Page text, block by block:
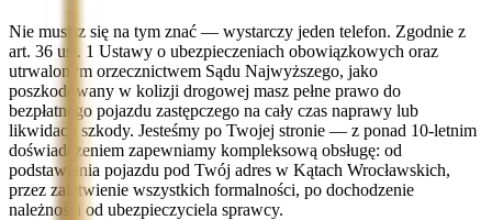
Nie musisz się na tym znać — wystarczy jeden telefon. Zgodnie z
art. 36 ust. 1 Ustawy o ubezpieczeniach obowiązkowych oraz
utrwalonym orzecznictwem Sądu Najwyższego, jako
poszkodowany w kolizji drogowej masz pełne prawo do
bezpłatnego pojazdu zastępczego na cały czas naprawy lub
likwidacji szkody. Jesteśmy po Twojej stronie — z ponad 10-letnim
doświadczeniem zapewniamy kompleksową obsługę: od
podstawienia pojazdu pod Twój adres w Kątach Wrocławskich,
przez załatwienie wszystkich formalności, po dochodzenie
należności od ubezpieczyciela sprawcy.